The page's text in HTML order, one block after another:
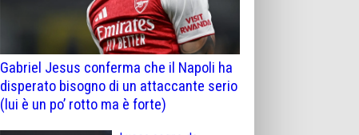
Gabriel Jesus conferma che il Napoli ha
disperato bisogno di un attaccante serio
(lui è un po’ rotto ma è forte)